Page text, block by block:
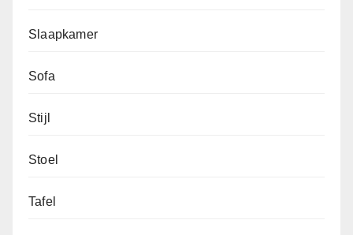
Slaapkamer
Sofa
Stijl
Stoel
Tafel